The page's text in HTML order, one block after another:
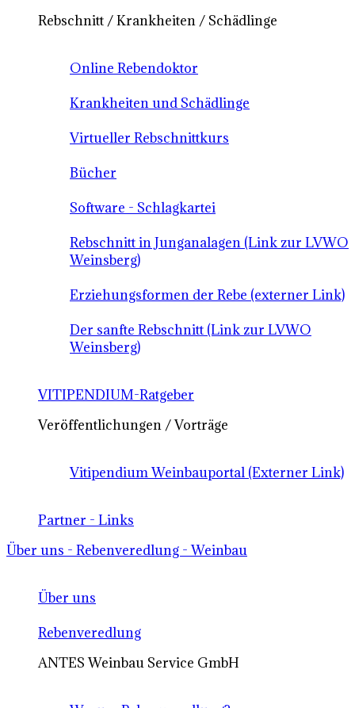
Rebschnitt / Krankheiten / Schädlinge
Online Rebendoktor
Krankheiten und Schädlinge
Virtueller Rebschnittkurs
Bücher
Software - Schlagkartei
Rebschnitt in Junganalagen (Link zur LVWO
Weinsberg)
Erziehungsformen der Rebe (externer Link)
Der sanfte Rebschnitt (Link zur LVWO
Weinsberg)
VITIPENDIUM-Ratgeber
Veröffentlichungen / Vorträge
Vitipendium Weinbauportal (Externer Link)
Partner - Links
Über uns - Rebenveredlung - Weinbau
Über uns
Rebenveredlung
ANTES Weinbau Service GmbH